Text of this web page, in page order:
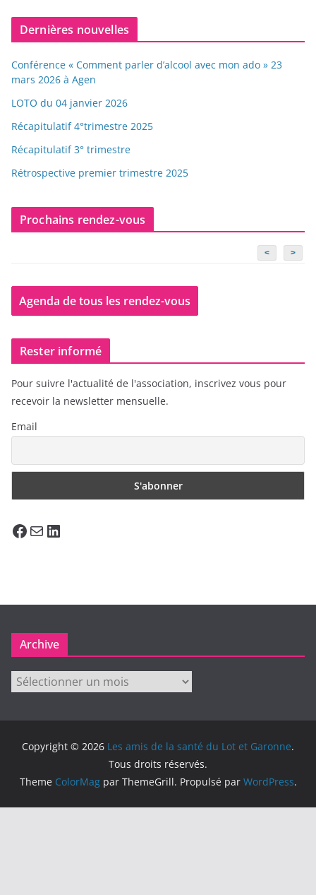
Dernières nouvelles
Conférence « Comment parler d’alcool avec mon ado » 23
mars 2026 à Agen
LOTO du 04 janvier 2026
Récapitulatif 4°trimestre 2025
Récapitulatif 3° trimestre
Rétrospective premier trimestre 2025
Prochains rendez-vous
< >
Agenda de tous les rendez-vous
Rester informé
Pour suivre l'actualité de l'association, inscrivez vous pour
recevoir la newsletter mensuelle.
Email
Facebook E-mail LinkedIn
Archive
Archive
Copyright © 2026 Les amis de la santé du Lot et Garonne.
Tous droits réservés.
Theme ColorMagpar ThemeGrill. Propulsé par WordPress.